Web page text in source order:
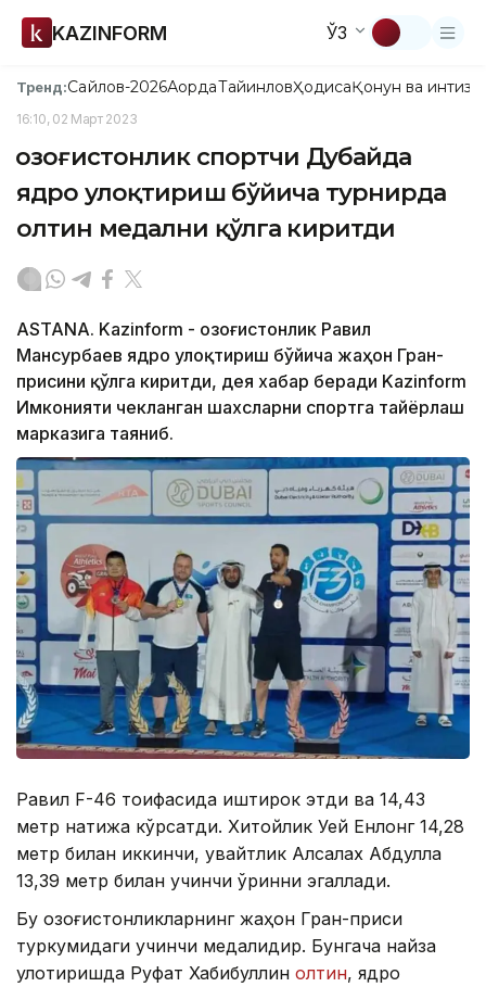
KAZINFORM ЎЗ
Тренд:Сайлов-2026АқордаТайинловҲодисаҚонун ва
16:10, 02 Март 2023
Қозоғистонлик спортчи Дубайда
ядро улоқтириш бўйича турнирда
олтин медални қўлга киритди
ASTANA. Kazinform - Қозоғистонлик Равил
Мансурбаев ядро улоқтириш бўйича жаҳон Гран-
присини қўлга киритди, дея хабар беради Kazinform
Имконияти чекланган шахсларни спортга тайёрлаш
марказига таяниб.
Равил F-46 тоифасида иштирок этди ва 14,43
метр натижа кўрсатди. Хитойлик Уей Енлонг 14,28
метр билан иккинчи, қувайтлик Алсалах Абдулла
13,39 метр билан учинчи ўринни эгаллади.
Бу қозоғистонликларнинг жаҳон Гран-приси
туркумидаги учинчи медалидир. Бунгача найза
улоқтиришда Руфат Хабибуллин олтин, ядро